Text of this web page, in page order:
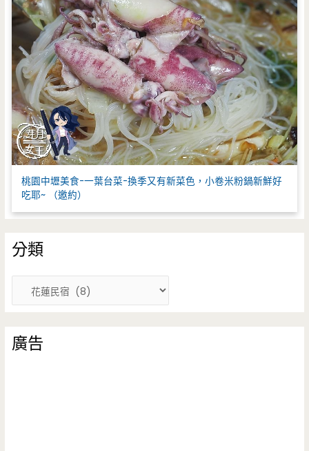
桃園中壢美食-一葉台菜-換季又有新菜色，小卷米粉鍋新鮮好
吃耶~ （邀約）
分類
類
廣告